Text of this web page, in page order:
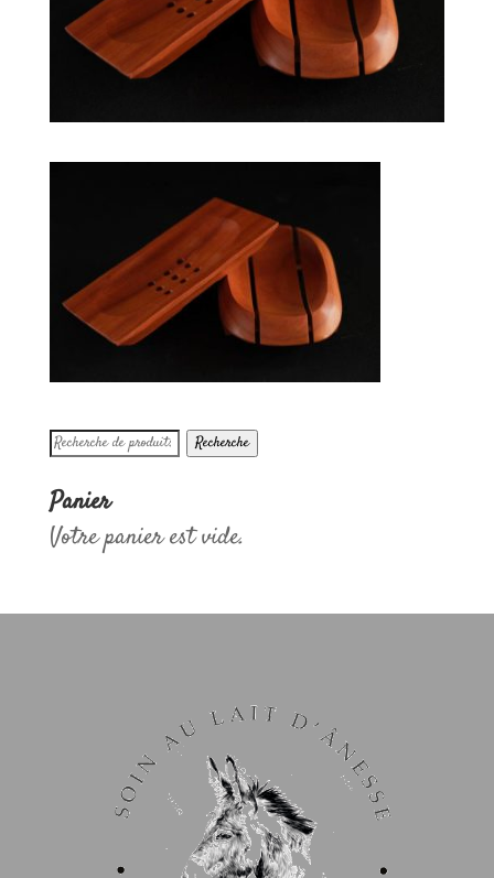
Recherche
pour :
Recherche
Panier
Votre panier est vide.